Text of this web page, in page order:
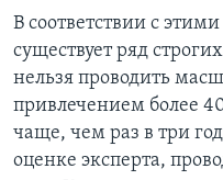
В соответствии с
существует ряд
нельзя проводить
привлечением более
чаще, чем раз в три
оценке эксперта,